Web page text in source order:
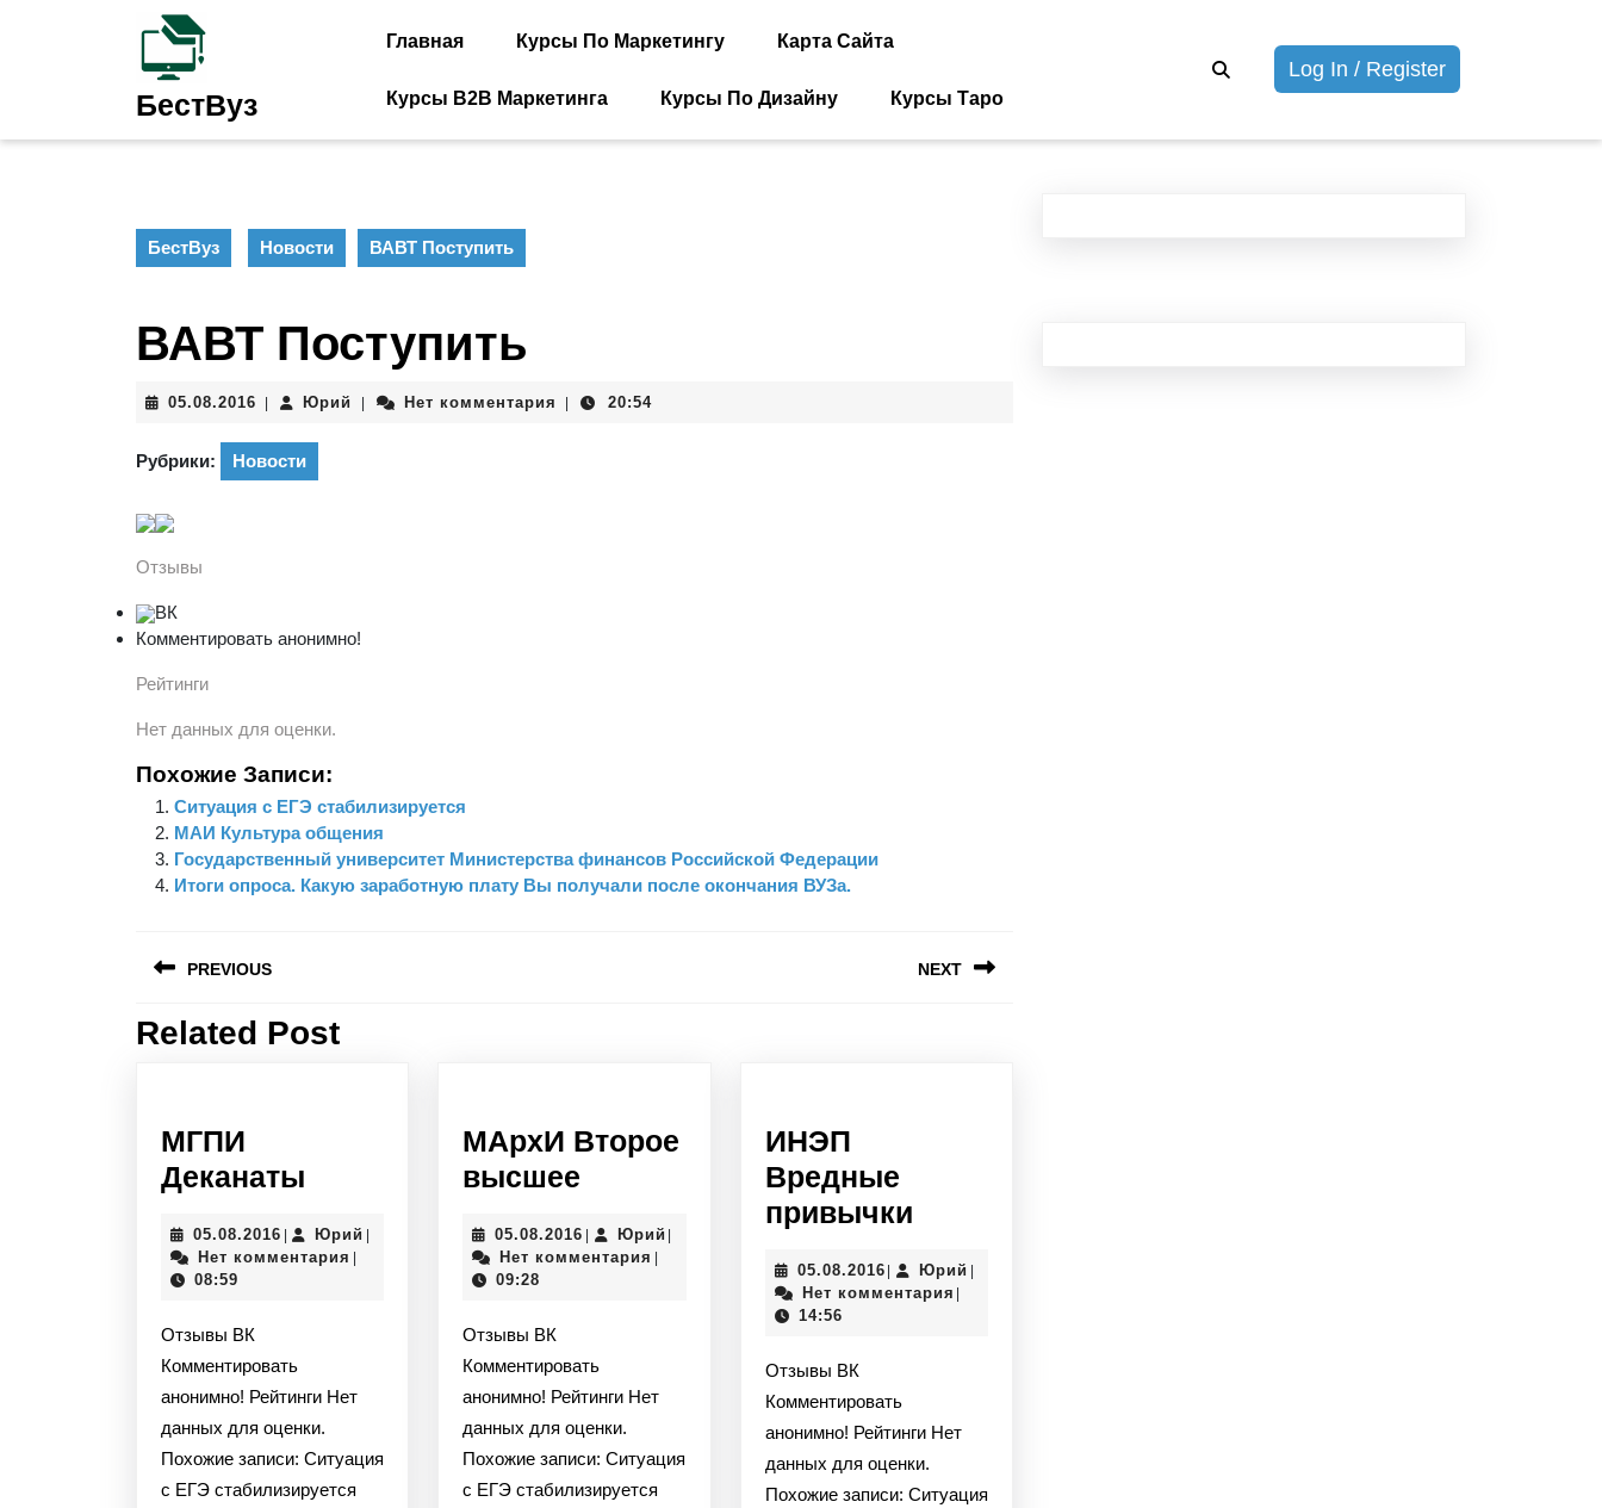
БестВуз
Главная Курсы По Маркетингу Карта Сайта
Курсы B2B Маркетинга Курсы По Дизайну Курсы Таро
Log In / RegisterВойти
/
БестВуз Новости ВАВТ Поступить
ВАВТ Поступить
05.08.2016 05.08.2016
Юрий Юрий Нет комментария 20:54
Рубрики: Новости
Отзывы
ВК
Комментировать анонимно!
Рейтинги
Нет данных для оценки.
Похожие Записи:
Ситуация с ЕГЭ стабилизируется
МАИ Культура общения
Государственный университет Министерства финансов Российской Федерации
Итоги опроса. Какую заработную плату Вы получали после окончания ВУЗа.
записям
PREVIOUS
Предыдущая
NEXT
Related Post
МГПИ
Деканаты
05.08.2016 05.08.2016
| Юрий Юрий
|
Нет комментария |
08:59
Отзывы ВК
Комментировать
анонимно! Рейтинги Нет
данных для оценки.
Похожие записи: Ситуация
с ЕГЭ стабилизируется
МАрхИ Второе
высшее
высшее
05.08.2016 05.08.2016
| Юрий Юрий
|
Нет комментария |
09:28
Отзывы ВК
Комментировать
анонимно! Рейтинги Нет
данных для оценки.
Похожие записи: Ситуация
с ЕГЭ стабилизируется
ИНЭП
Вредные
привычкиИНЭП
привычки
05.08.201605.08.2016
| Юрий Юрий
|
Нет комментария |
14:56
Отзывы ВК
Комментировать
анонимно! Рейтинги Нет
данных для оценки.
Похожие записи: Ситуация